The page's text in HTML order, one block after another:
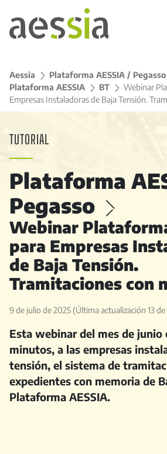
Aessia > Plataforma AESSIA / Pegasso
Plataforma AESSIA > BT > Webinar
Empresas Instaladoras de Baja Tensión.
TUTORIAL
Plataforma
Pegasso >
Webinar
para Empresas
de Baja Tensión.
Tramitaciones con
9 de julio de 2025 (Última actualización 13
Esta webinar del mes de junio
minutos, a las empresas
tensión, el sistema de
expedientes con memoria de
Plataforma AESSIA.